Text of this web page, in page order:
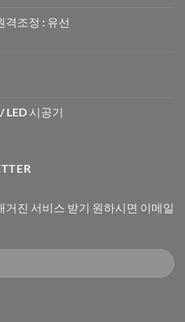
격조정 : 유선
LED 시공기
진 서비스 받기 원하시면 이메일